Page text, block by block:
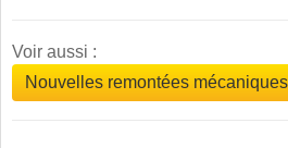
Voir aussi :
Nouvelles remontées